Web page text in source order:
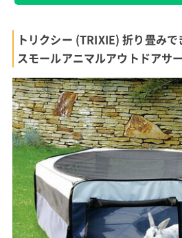
トリクシー (TRIXIE) 折り畳み
スモールアニマルアウトドアサ